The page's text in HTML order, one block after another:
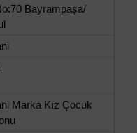
Bayrampaşa/
Marka Kız Çocuk